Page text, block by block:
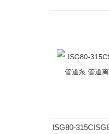
速立式管道泵 管
ISG80-